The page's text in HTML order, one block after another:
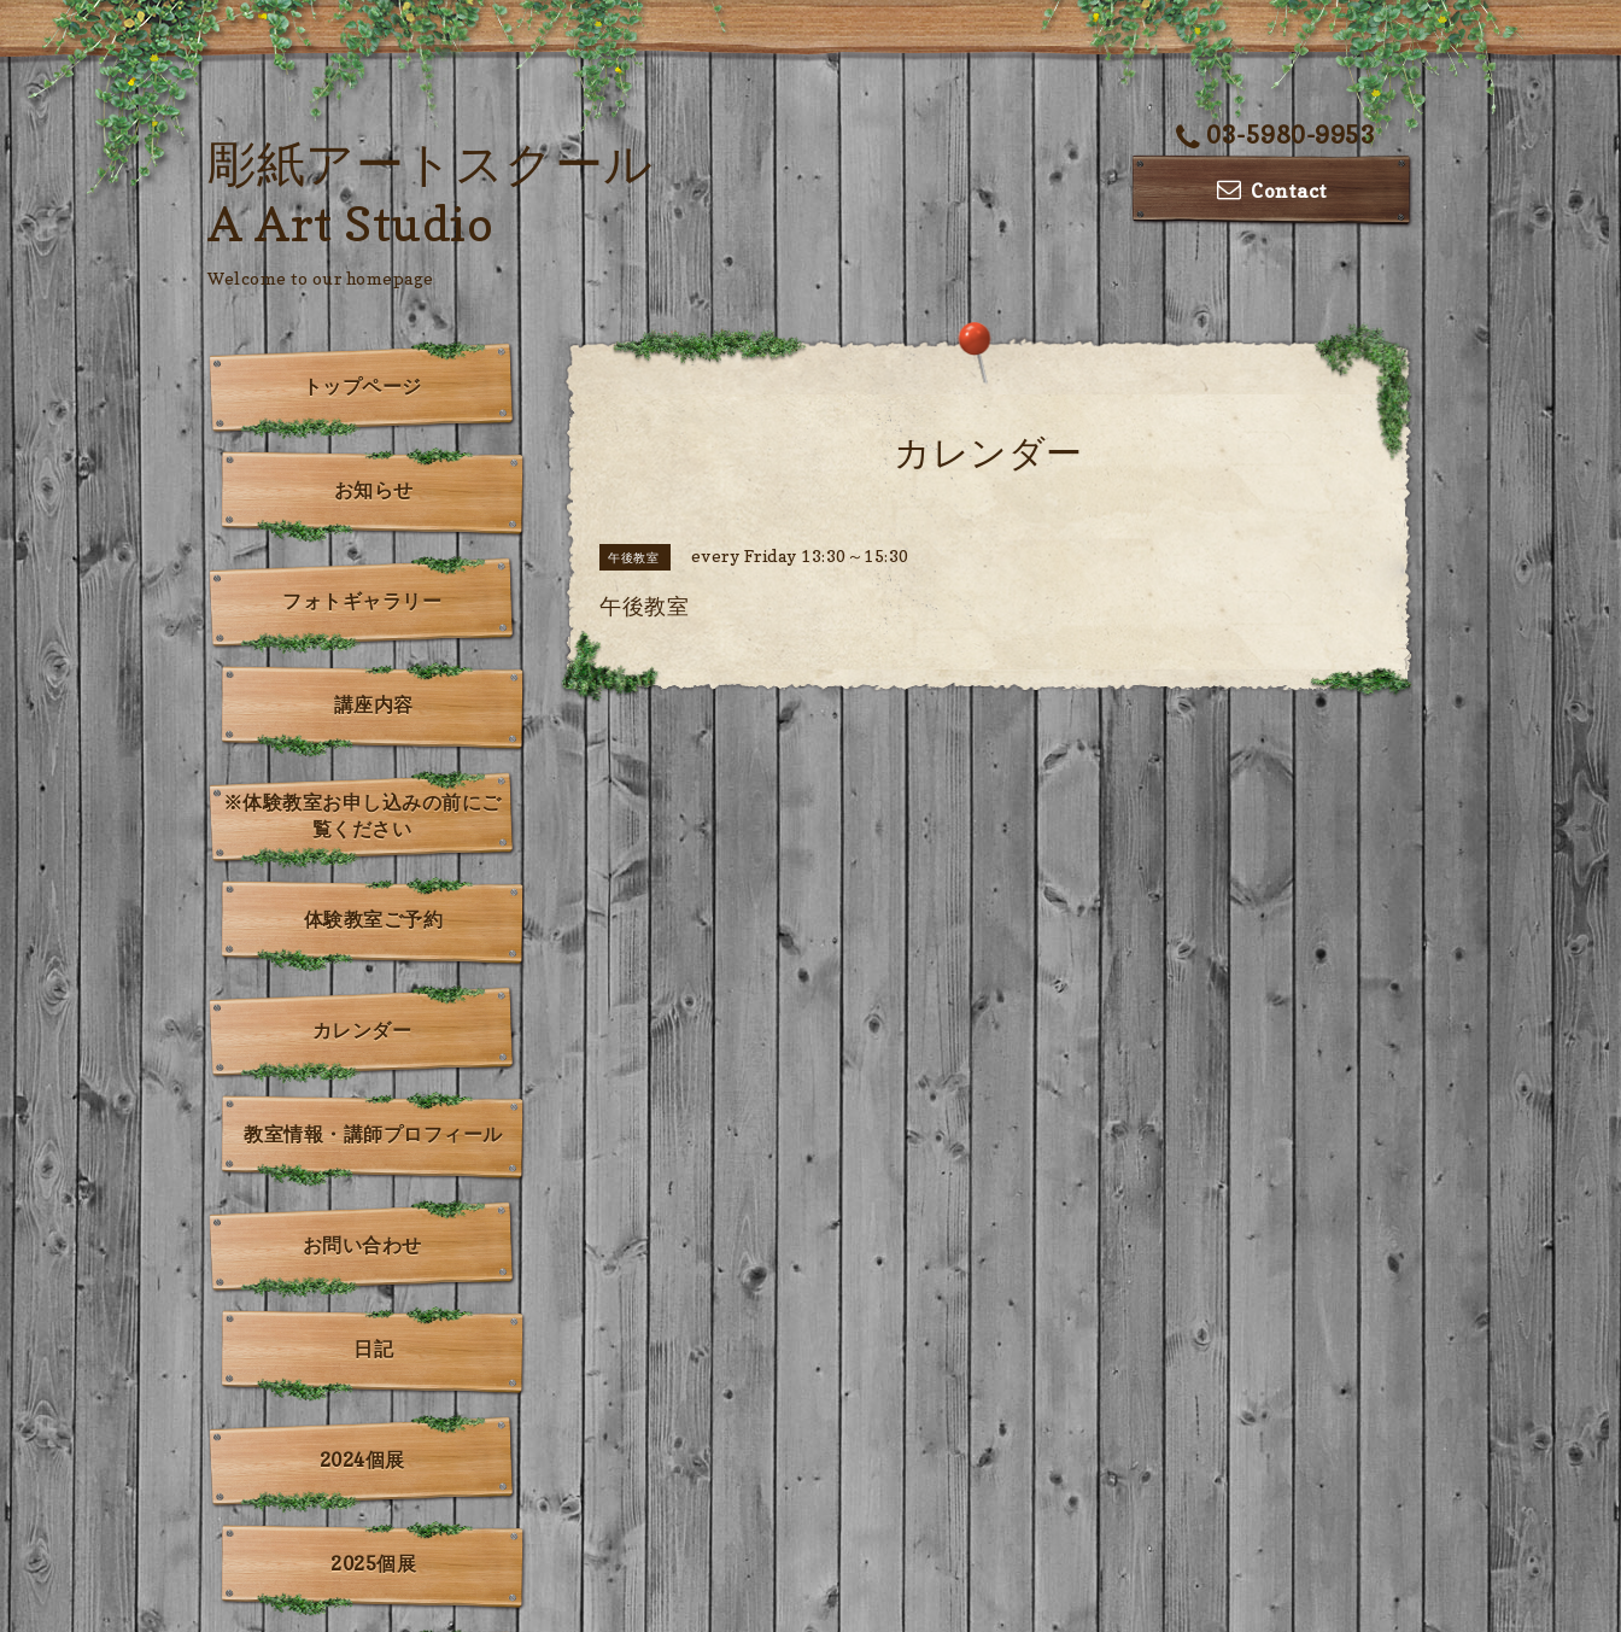
03-5980-9953
Contact
彫紙アートスクール
A Art Studio
Welcome to our homepage
カレンダー
午後教室 every Friday 13:30～15:30
午後教室
トップページ
お知らせ
フォトギャラリー
講座内容
※体験教室お申し込みの前にご
覧ください
体験教室ご予約
カレンダー
教室情報・講師プロフィール
お問い合わせ
日記
2024個展
2025個展